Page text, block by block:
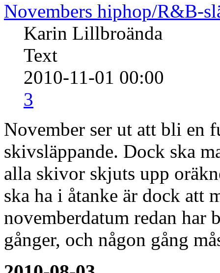
Novembers hiphop/R&B-
Karin Lillbroända
Text
2010-11-01 00:00
3
November ser ut att bli en
skivsläppande. Dock ska
alla skivor skjuts upp
ska ha i åtanke är dock att
novemberdatum redan
gånger, och någon gång